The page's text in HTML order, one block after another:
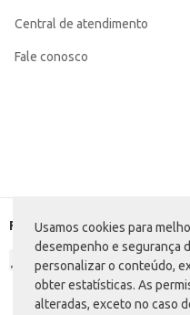
Usamos cookies para
desempenho e segurança
personalizar o conteúdo,
obter estatísticas. As
alteradas, exceto no caso
Central de atendimento
Fale conosco
Formas de pagamento